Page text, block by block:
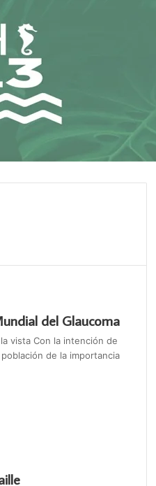
del Glaucoma
vista Con la intención de
de la importancia